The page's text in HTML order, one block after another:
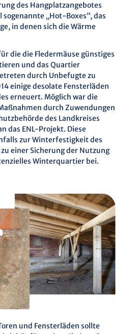
des Hangplatzangebotes
„Hot-Boxes“, das
in denen sich die Wärme
die die Fledermäuse günstiges
und das Quartier
durch Unbefugte zu
einige desolate Fensterläden
erneuert. Möglich war die
durch Zuwendungen
des Landkreises
das ENL-Projekt. Diese
zur Winterfestigkeit des
einer Sicherung der Nutzung
Winterquartier bei.
und Fensterläden sollte